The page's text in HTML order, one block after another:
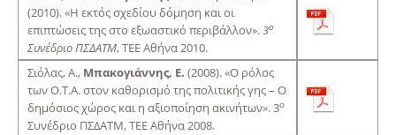
(2010). «Η εκτός σχεδίου δόμηση και οι
επιπτώσεις της στο εξωαστικό περιβάλλον».3ο
Συνέδριο ΠΣΔΑΤΜ, ΤΕΕ Αθήνα 2010.
Σιόλας, Α., Μπακογιάννης, Ε. (2008). «Ο ρόλος
των Ο.Τ.Α. στον καθορισμό της πολιτικής γης – Ο
δημόσιος χώρος και η αξιοποίηση ακινήτων». 3ο
Συνέδριο ΠΣΔΑΤΜ, ΤΕΕ Αθήνα 2008.